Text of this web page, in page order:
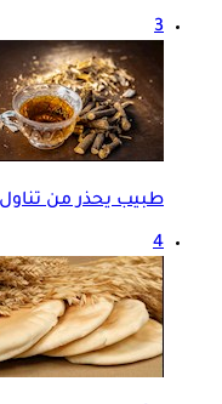
3
طبيب يحذر من تناول
4